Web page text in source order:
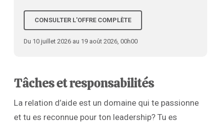
CONSULTER L'OFFRE COMPLÈTE
Du 10 juillet 2026 au 19 août 2026, 00h00
Tâches et responsabilités
La relation d’aide est un domaine qui te passionne
et tu es reconnue pour ton leadership? Tu es